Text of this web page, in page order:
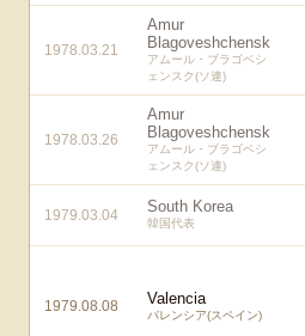
1978.03.21
Amur
Blagoveshchensk
アムール・ブラゴベシ
ェンスク(ソ連)
1978.03.26
Amur
Blagoveshchensk
アムール・ブラゴベシ
ェンスク(ソ連)
1979.03.04 South Korea
韓国代表
1979.08.08 Valencia
バレンシア(スペイン)